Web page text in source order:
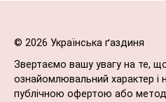
© 2026 Українська ґаздиня
Звертаємо вашу увагу на те,
ознайомлювальний характер і
публічною офертою або